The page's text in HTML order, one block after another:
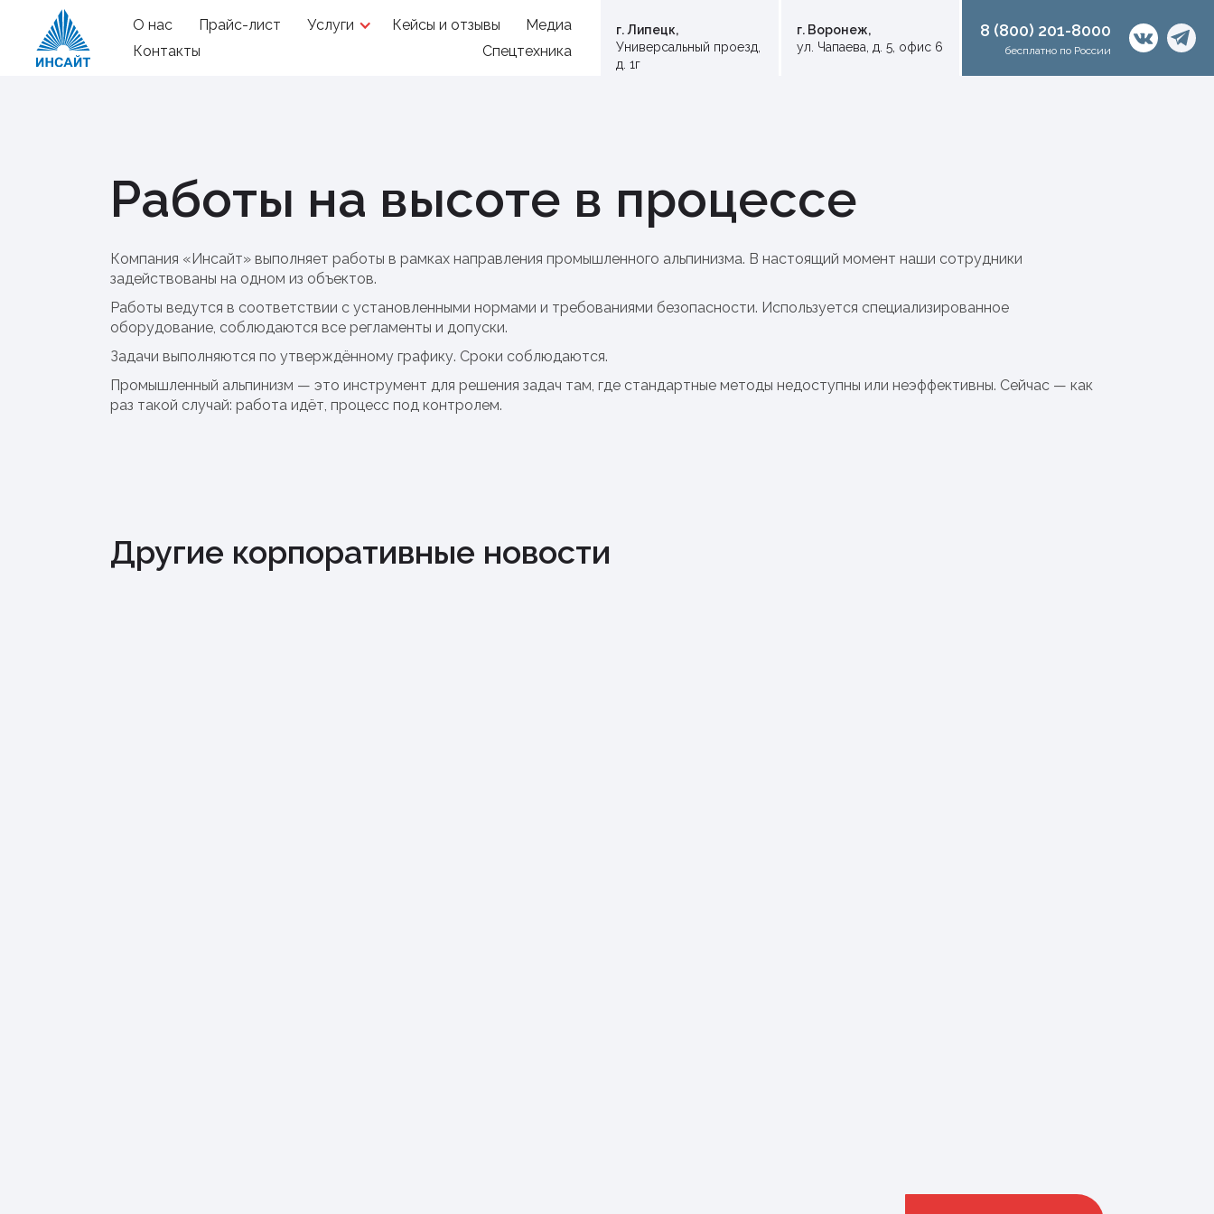
О нас Прайс-лист Услуги Кейсы и отзывы
Медиа
Контакты
Спецтехника
г. Липецк,
Универсальный проезд,
д. 1г
г. Воронеж,
ул. Чапаева, д. 5, офис 6
8 (800) 201-8000
бесплатно по России
Работы на высоте в процессе
Компания «Инсайт» выполняет работы в рамках направления промышленного альпинизма. В настоящий момент наши сотрудники
задействованы на одном из объектов.
Работы ведутся в соответствии с установленными нормами и требованиями безопасности. Используется специализированное
оборудование, соблюдаются все регламенты и допуски.
Задачи выполняются по утверждённому графику. Сроки соблюдаются.
Промышленный альпинизм — это инструмент для решения задач там, где стандартные методы недоступны или неэффективны. Сейчас — как
раз такой случай: работа идёт, процесс под контролем.
Другие корпоративные новости